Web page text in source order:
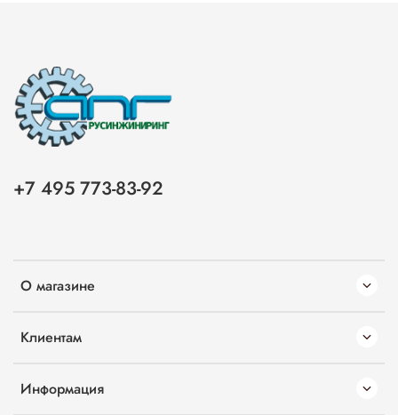
О магазине
Клиентам
Информация
+7 495 773-83-92